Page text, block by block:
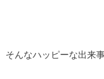
そんなハッピーな出来